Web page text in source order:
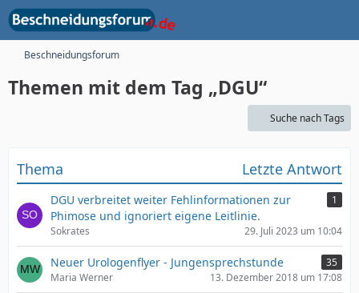
Beschneidungsforum
Themen mit dem Tag „DGU“
Suche nach Tags
Thema Letzte Antwort
DGU verbreitet weiter Fehlinformationen zur
Phimose und ignoriert eigene Leitlinie.
1
Sokrates 29. Juli 2023 um 10:04
Neuer Urologenflyer - Jungensprechstunde
35
Maria Werner
13. Dezember 2018 um 17:08